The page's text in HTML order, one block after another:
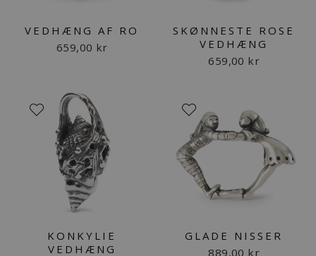
VEDHÆNG AF RO
659,00 kr
SKØNNESTE ROSE
VEDHÆNG
659,00 kr
KONKYLIE
VEDHÆNG
GLADE NISSER
889,00 kr